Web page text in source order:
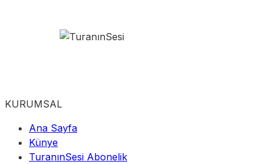
KURUMSAL
Ana Sayfa
Künye
TuranınSesi Abonelik